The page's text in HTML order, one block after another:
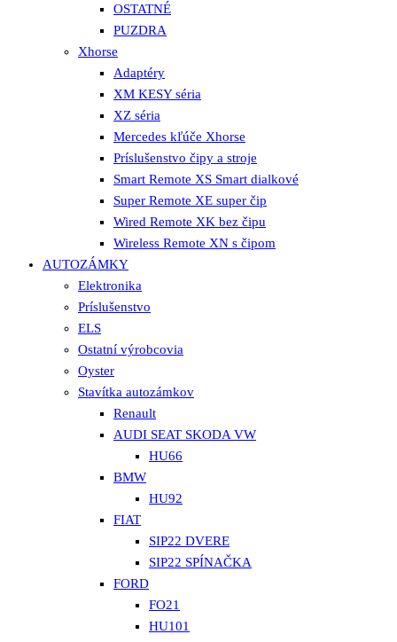
OSTATNÉ
PUZDRA
Xhorse
Adaptéry
XM KESY séria
XZ séria
Mercedes kľúče Xhorse
Príslušenstvo čipy a stroje
Smart Remote XS Smart dialkové
Super Remote XE super čip
Wired Remote XK bez čipu
Wireless Remote XN s čipom
AUTOZÁMKY
Elektronika
Príslušenstvo
ELS
Ostatní výrobcovia
Oyster
Stavítka autozámkov
Renault
AUDI SEAT SKODA VW
HU66
BMW
HU92
FIAT
SIP22 DVERE
SIP22 SPÍNAČKA
FORD
FO21
HU101